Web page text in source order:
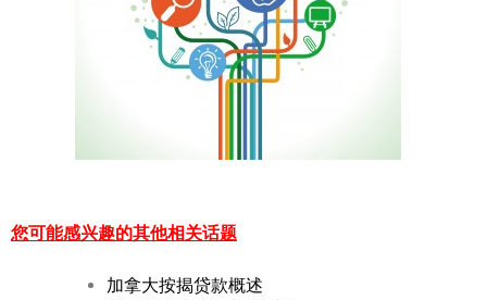
您可能感兴趣的其他相关话题
加拿大按揭贷款概述